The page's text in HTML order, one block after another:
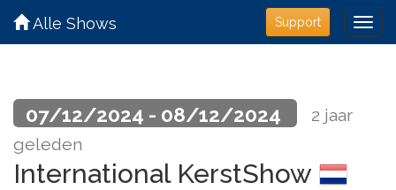
Support
Alle Shows
07/12/2024 - 08/12/2024
2 jaar
geleden
International KerstShow